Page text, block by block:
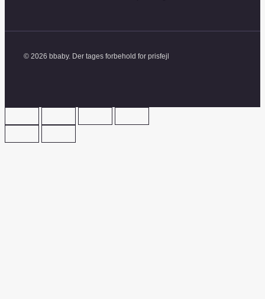
© 2026 bbaby. Der tages forbehold for prisfejl